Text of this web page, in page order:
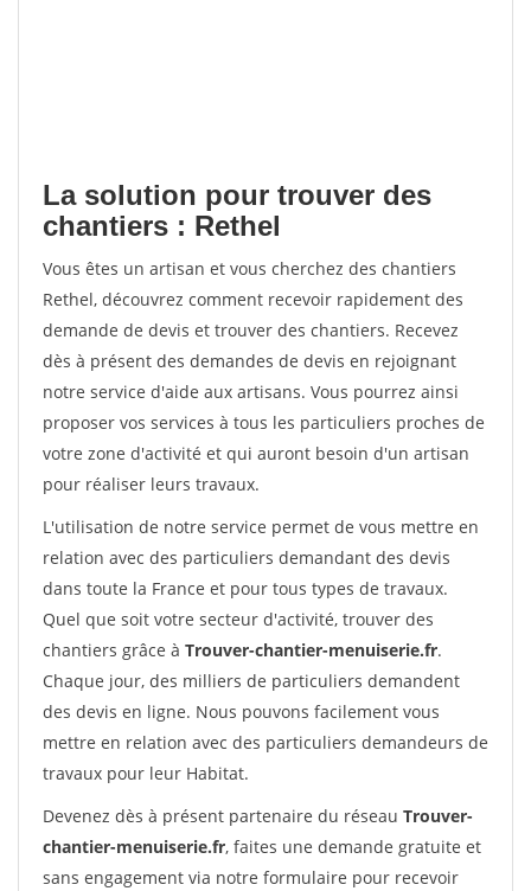
La solution pour trouver des
chantiers : Rethel
Vous êtes un artisan et vous cherchez des chantiers
Rethel, découvrez comment recevoir rapidement des
demande de devis et trouver des chantiers. Recevez
dès à présent des demandes de devis en rejoignant
notre service d'aide aux artisans. Vous pourrez ainsi
proposer vos services à tous les particuliers proches de
votre zone d'activité et qui auront besoin d'un artisan
pour réaliser leurs travaux.
L'utilisation de notre service permet de vous mettre en
relation avec des particuliers demandant des devis
dans toute la France et pour tous types de travaux.
Quel que soit votre secteur d'activité, trouver des
chantiers grâce à Trouver-chantier-menuiserie.fr.
Chaque jour, des milliers de particuliers demandent
des devis en ligne. Nous pouvons facilement vous
mettre en relation avec des particuliers demandeurs de
travaux pour leur Habitat.
Devenez dès à présent partenaire du réseau Trouver-
chantier-menuiserie.fr, faites une demande gratuite et
sans engagement via notre formulaire pour recevoir